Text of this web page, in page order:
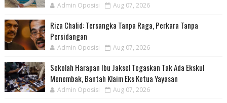
Admin Oposisi Aug 07, 2026
Riza Chalid: Tersangka Tanpa Raga, Perkara Tanpa
Persidangan
Admin Oposisi Aug 07, 2026
Sekolah Harapan Ibu Jaksel Tegaskan Tak Ada Ekskul
Menembak, Bantah Klaim Eks Ketua Yayasan
Admin Oposisi Aug 07, 2026